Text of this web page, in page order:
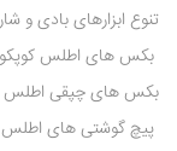
تنوع ابزارهای بادی و
بکس های اطلس کوپکو
بکس های چپقی اطلس
پیچ گوشتی های اطلس